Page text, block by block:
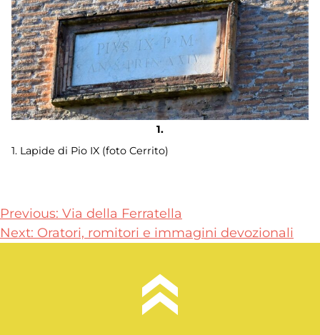
1. Lapide di Pio IX (foto Cerrito)
Navigazione
articoli
Previous: Via della Ferratella
Next: Oratori, romitori e immagini devozionali